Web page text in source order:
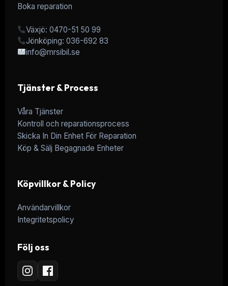
Boka reparation
Växjö: 0470-51 50 99
Jönköping: 036-692 83
info@mrsibil.se
Tjänster & Process
Våra Tjänster
Kontroll och reparationsprocess
Skicka In Din Enhet För Reparation
Köp & Sälj Begagnade Enheter
Köpvillkor & Policy
Användarvillkor
Integritetspolicy
Följ oss